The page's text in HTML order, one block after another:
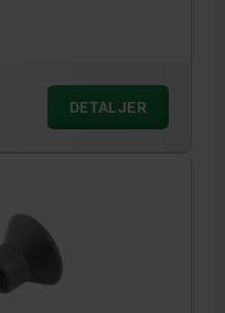
DETALJER